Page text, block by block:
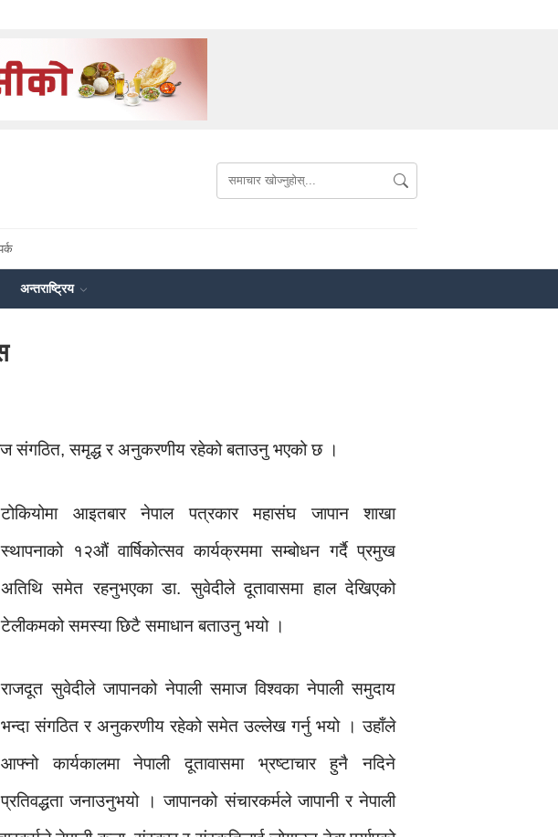
अन्तराष्ट्रिय
संगठित, समृद्ध र अनुकरणीय रहेको बताउनु भएको छ ।
टोकियोमा आइतबार नेपाल पत्रकार महासंघ जापान शाखा
स्थापनाको १२औं वार्षिकोत्सव कार्यक्रममा सम्बोधन गर्दै प्रमुख
अतिथि समेत रहनुभएका डा. सुवेदीले दूतावासमा हाल देखिएको
टेलीकमको समस्या छिटै समाधान बताउनु भयो ।
राजदूत सुवेदीले जापानको नेपाली समाज विश्वका नेपाली समुदाय
भन्दा संगठित र अनुकरणीय रहेको समेत उल्लेख गर्नु भयो । उहाँले
आफ्नो कार्यकालमा नेपाली दूतावासमा भ्रष्टाचार हुनै नदिने
प्रतिवद्धता जनाउनुभयो । जापानको संचारकर्मले जापानी र नेपाली